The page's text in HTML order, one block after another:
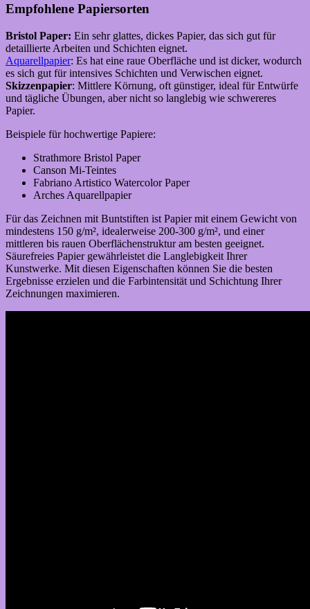
Empfohlene Papiersorten
Bristol Paper: Ein sehr glattes, dickes Papier, das sich gut für
detaillierte Arbeiten und Schichten eignet.
Aquarellpapier: Es hat eine raue Oberfläche und ist dicker, wodurch
es sich gut für intensives Schichten und Verwischen eignet.
Skizzenpapier: Mittlere Körnung, oft günstiger, ideal für Entwürfe
und tägliche Übungen, aber nicht so langlebig wie schwereres
Papier.
Beispiele für hochwertige Papiere:
Strathmore Bristol Paper
Canson Mi-Teintes
Fabriano Artistico Watercolor Paper
Arches Aquarellpapier
Für das Zeichnen mit Buntstiften ist Papier mit einem Gewicht von
mindestens 150 g/m², idealerweise 200-300 g/m², und einer
mittleren bis rauen Oberflächenstruktur am besten geeignet.
Säurefreies Papier gewährleistet die Langlebigkeit Ihrer
Kunstwerke. Mit diesen Eigenschaften können Sie die besten
Ergebnisse erzielen und die Farbintensität und Schichtung Ihrer
Zeichnungen maximieren.